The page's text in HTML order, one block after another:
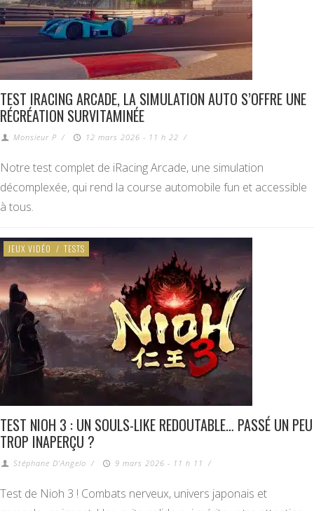
TEST IRACING ARCADE, LA SIMULATION AUTO S’OFFRE UNE
RÉCRÉATION SURVITAMINÉE
Monsieur P / 12 mars 2026 - 11 h 22 /
Notre test complet de iRacing Arcade, une simulation
décomplexée, qui rend la course automobile fun et accessible
à tous.
JEUX VIDÉO / TESTS
TEST NIOH 3 : UN SOULS-LIKE REDOUTABLE… PASSÉ UN PEU
TROP INAPERÇU ?
Stéphane D'Angelo / 9 mars 2026 - 11 h 11 /
Test de Nioh 3 ! Combats nerveux, univers japonais et